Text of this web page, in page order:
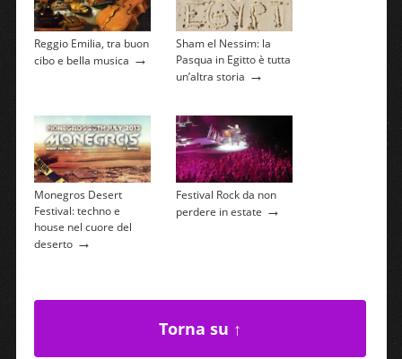
Reggio Emilia, tra buon
cibo e bella musica →
Sham el Nessim: la
Pasqua in Egitto è tutta
un’altra storia →
Monegros Desert
Festival: techno e
house nel cuore del
deserto→
Festival Rock da non
perdere in estate →
Torna su ↑